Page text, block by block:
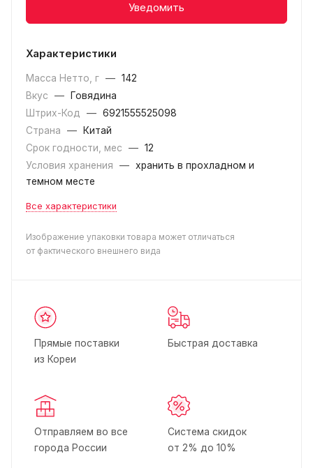
Уведомить
Характеристики
Масса Нетто, г — 142
Вкус
—
Говядина
Штрих-Код
— 6921555525098
Страна
—
Китай
Срок годности, мес
— 12
Условия хранения
— хранить в прохладном и
темном месте
Все характеристики
Изображение упаковки товара может отличаться
от фактического внешнего вида
Прямые поставки
из Кореи
Быстрая доставка
Отправляем во все
города России
Система скидок
от 2% до 10%